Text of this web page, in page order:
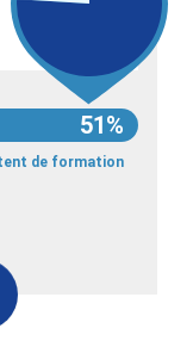
51%
de formation